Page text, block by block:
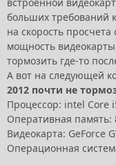
больших требований
на скорость
мощность
тормозить где-то
А вот на следующей
2012 почти не
Процессор: intel Core
Оперативная память:
Видеокарта: GeForce
Операционная